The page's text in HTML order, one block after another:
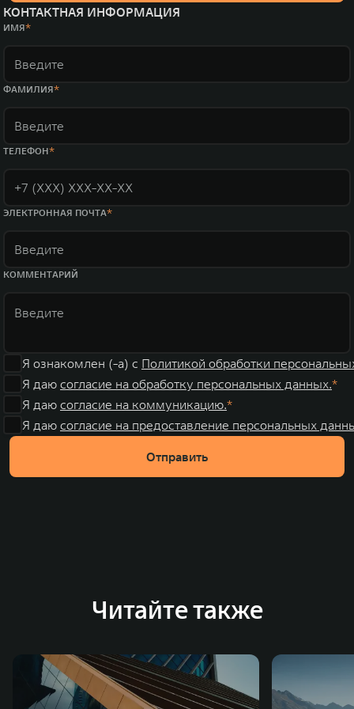
КОНТАКТНАЯ ИНФОРМАЦИЯ
ИМЯ
ФАМИЛИЯ
ТЕЛЕФОН
ЭЛЕКТРОННАЯ ПОЧТА
КОММЕНТАРИЙ
Я ознакомлен (-а) с Политикой обработки
Я даю согласие на обработку персональных данных.
Я даю согласие на коммуникацию.
Я даю согласие на предоставление персональных
Отправить
Читайте также